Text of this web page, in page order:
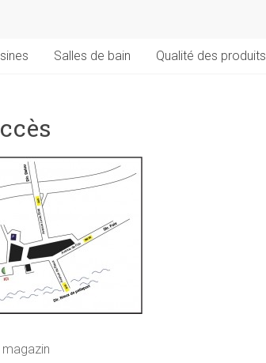
Salles de bain Qualité des produits
magazin